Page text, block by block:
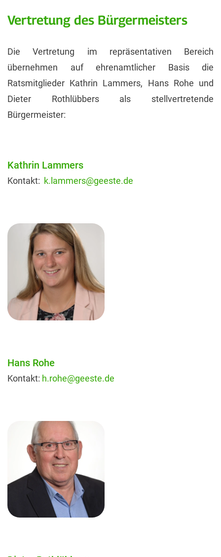
Vertretung des Bürgermeisters
Die Vertretung im repräsentativen Bereich
übernehmen auf ehrenamtlicher Basis die
Ratsmitglieder Kathrin Lammers, Hans Rohe und
Dieter Rothlübbers als stellvertretende
Bürgermeister:
Kathrin Lammers
Kontakt: k.lammers@geeste.de
Hans Rohe
Kontakt: h.rohe@geeste.de